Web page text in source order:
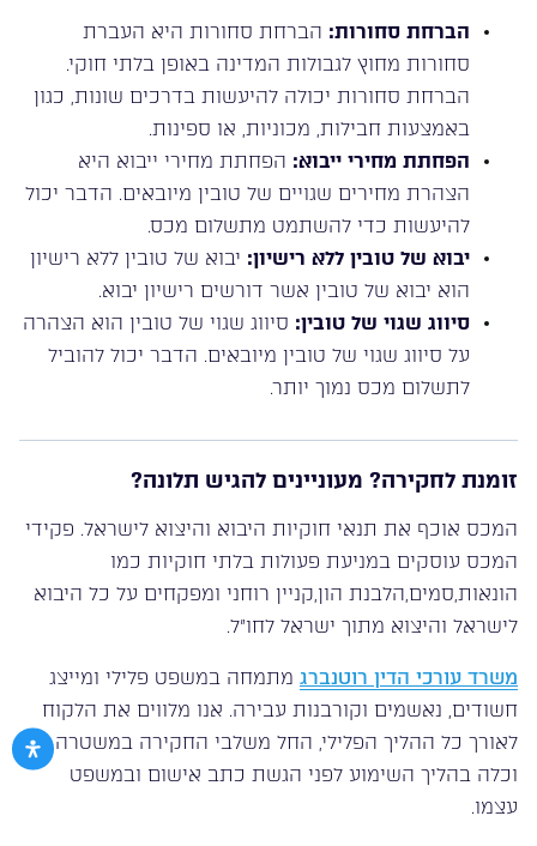
הברחת סחורות: הברחת סחורות היא העברת
סחורות מחוץ לגבולות המדינה באופן בלתי חוקי.
הברחת סחורות יכולה להיעשות בדרכים שונות, כגון
באמצעות חבילות, מכוניות, או ספינות.
הפחתת מחירי ייבוא: הפחתת מחירי ייבוא היא
הצהרת מחירים שגויים של טובין מיובאים. הדבר יכול
להיעשות כדי להשתמט מתשלום מכס.
יבוא של טובין ללא רישיון: יבוא של טובין ללא רישיון
הוא יבוא של טובין אשר דורשים רישיון יבוא.
סיווג שגוי של טובין: סיווג שגוי של טובין הוא הצהרה
על סיווג שגוי של טובין מיובאים. הדבר יכול להוביל
לתשלום מכס נמוך יותר.
זומנת לחקירה? מעוניינים להגיש תלונה?
המכס אוכף את תנאי חוקיות היבוא והיצוא לישראל. פקידי
המכס עוסקים במניעת פעולות בלתי חוקיות כמו
הונאות,סמים,הלבנת הון,קניין רוחני ומפקחים על כל היבוא
לישראל והיצוא מתוך ישראל לחו”ל.
משרד עורכי הדין רוטנברג מתמחה במשפט פלילי ומייצג
חשודים, נאשמים וקורבנות עבירה. אנו מלווים את הלקוח
לאורך כל ההליך הפלילי, החל משלבי החקירה במשטרה
וכלה בהליך השימוע לפני הגשת כתב אישום ובמשפט
עצמו.